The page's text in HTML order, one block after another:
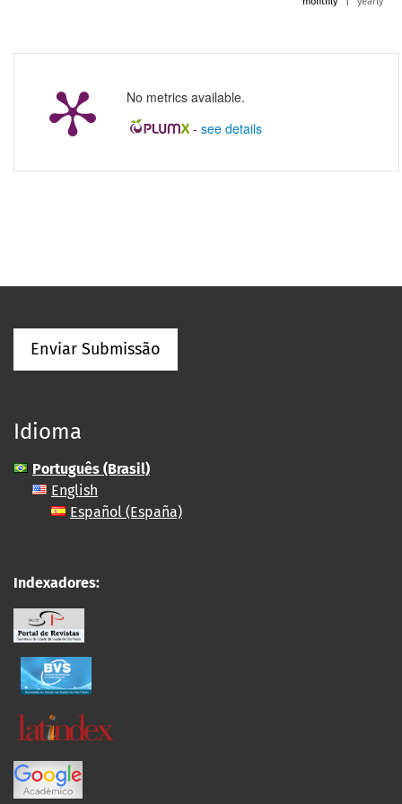
No metrics available.
- see details
Enviar Submissão
Idioma
Português (Brasil)
English
Español (España)
Indexadores: